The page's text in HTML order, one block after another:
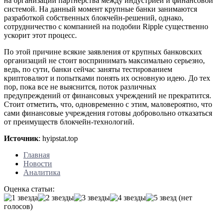
системой. На данный момент крупные банки занимаются
разработкой собственных блокчейн-решений, однако,
сотрудничество с компанией на подобии Ripple существенно
ускорит этот процесс.
По этой причине всякие заявления от крупных банковских
организаций не стоит воспринимать максимально серьезно,
ведь, по сути, банки сейчас заняты тестированием
криптовалют и попытками понять их основную идею. До тех
пор, пока все не выяснится, поток различных
предупреждений от финансовых учреждений не прекратится.
Стоит отметить, что, одновременно с этим, маловероятно, что
сами финансовые учреждения готовы добровольно отказаться
от преимуществ блокчейн-технологий.
Источник: hyipstat.top
Главная
Новости
Аналитика
Оценка статьи:
(нет
голосов)